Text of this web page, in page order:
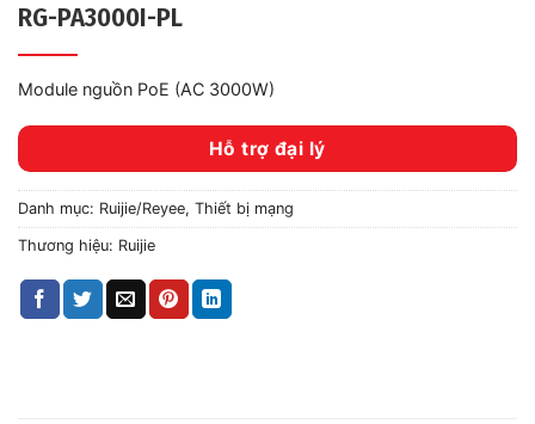
RG-PA3000I-PL
Module nguồn PoE (AC 3000W)
Hỗ trợ đại lý
Danh mục: Ruijie/Reyee, Thiết bị mạng
Thương hiệu: Ruijie